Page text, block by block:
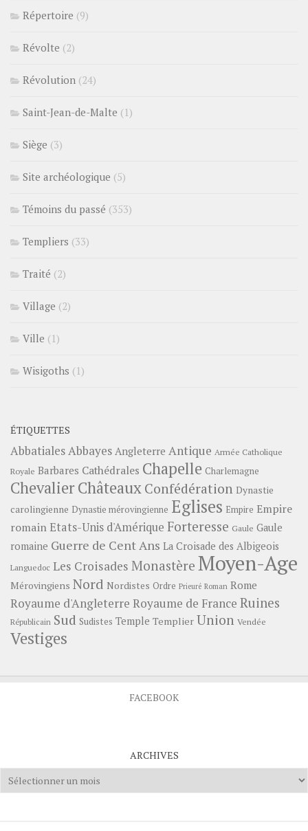
Répertoire (9)
Révolte (2)
Révolution (24)
Saint-Jean-de-Malte (1)
Siège (3)
Site archéologique (5)
Témoins du passé (353)
Templiers (33)
Traité (2)
Village (2)
Ville (1)
Wisigoths (1)
ÉTIQUETTES
AbbatialesAbbayes Angleterre Antique Armée Catholique
Royale Barbares Cathédrales Chapelle Charlemagne
ChevalierChâteauxConfédération Dynastie
carolingienne Dynastie mérovingienne Eglises Empire Empire
romainEtats-Unis d'Amérique Forteresse Gaule Gaule
romaine Guerre de Cent Ans La Croisade des Albigeois
Languedoc Les Croisades Monastère Moyen-Age
Mérovingiens Nord Nordistes Ordre Prieuré Roman Rome
Royaume d'Angleterre Royaume de France Ruines
Républicain Sud Sudistes Temple Templier Union Vendée
Vestiges
FACEBOOK
ARCHIVES
Archives